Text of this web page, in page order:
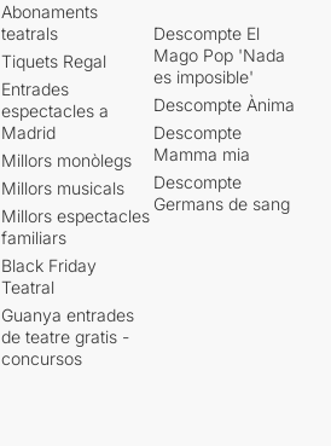
Abonaments
teatrals
Tiquets Regal
Entrades
espectacles a
Madrid
Millors monòlegs
Millors musicals
Millors espectacles
familiars
Black Friday
Teatral
Guanya entrades
de teatre gratis -
concursos
Descompte El
Mago Pop 'Nada
es imposible'
Descompte Ànima
Descompte
Mamma mia
Descompte
Germans de sang